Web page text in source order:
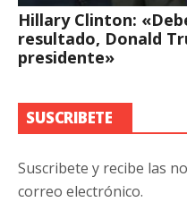
Hillary Clinton:
resultado, Donald
presidente»
SUSCRIBETE
Suscribete y recibe las
correo electrónico.